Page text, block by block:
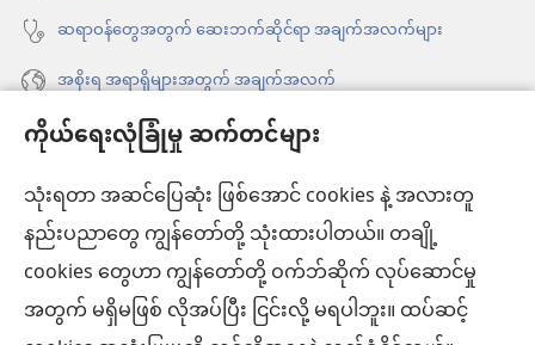
ကိုယ်ရေးလုံခြုံမှု ဆက်တင်များ
သုံးရတာ အဆင်ပြေဆုံး ဖြစ်အောင် cookies နဲ့ အလားတူ
နည်းပညာတွေ ကျွန်တော်တို့ သုံးထားပါတယ်။ တချို့
cookies တွေဟာ ကျွန်တော်တို့ ဝက်ဘ်ဆိုက် လုပ်ဆောင်မှု
အတွက် မရှိမဖြစ် လိုအပ်ပြီး ငြင်းလို့ မရပါဘူး။ ထပ်ဆင့်
ဆရာဝန်တွေအတွက် ဆေးဘက်ဆိုင်ရာ အချက်အလက်များ
အစိုးရ အရာရှိများအတွက် အချက်အလက်
အကူအညီ
အလှူငွေ
(window
အသစ်
ဖွ
င့်
နေ
ကင်းမျှော်စင် အွန်လိုင်းစာကြည့်တိုက်™
(window
အသစ် JW Hub®